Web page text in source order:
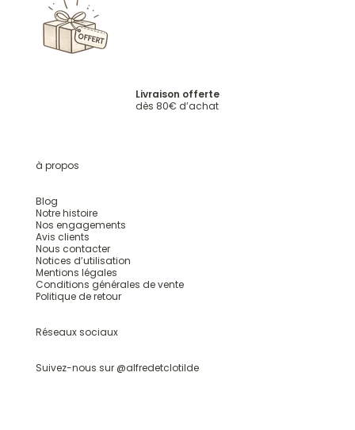
Livraison offerte
dès 80€ d’achat
à propos
Blog
Notre histoire
Nos engagements
Avis clients
Nous contacter
Notices d’utilisation
Mentions légales
Conditions générales de vente
Politique de retour
Réseaux sociaux
Suivez-nous sur @alfredetclotilde